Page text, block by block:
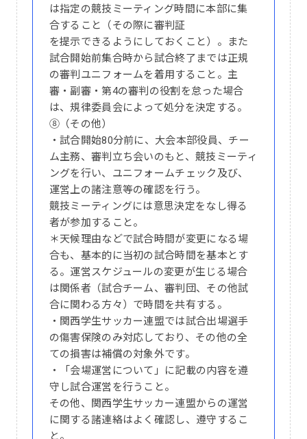
は指定の競技ミーティング時間に本部に集
合すること（その際に審判証
を提示できるようにしておくこと）。また
試合開始前集合時から試合終了までは正規
の審判ユニフォームを着用すること。主
審・副審・第4の審判の役割を怠った場合
は、規律委員会によって処分を決定する。
⑧（その他）
・試合開始80分前に、大会本部役員、チー
ム主務、審判立ち会いのもと、競技ミーティ
ングを行い、ユニフォームチェック及び、
運営上の諸注意等の確認を行う。
競技ミーティングには意思決定をなし得る
者が参加すること。
＊天候理由などで試合時間が変更になる場
合も、基本的に当初の試合時間を基本とす
る。運営スケジュールの変更が生じる場合
は関係者（試合チーム、審判団、その他試
合に関わる方々）で時間を共有する。
・関西学生サッカー連盟では試合出場選手
の傷害保険のみ対応しており、その他の全
ての損害は補償の対象外です。
・「会場運営について」に記載の内容を遵
守し試合運営を行うこと。
その他、関西学生サッカー連盟からの運営
に関する諸連絡はよく確認し、遵守するこ
と。